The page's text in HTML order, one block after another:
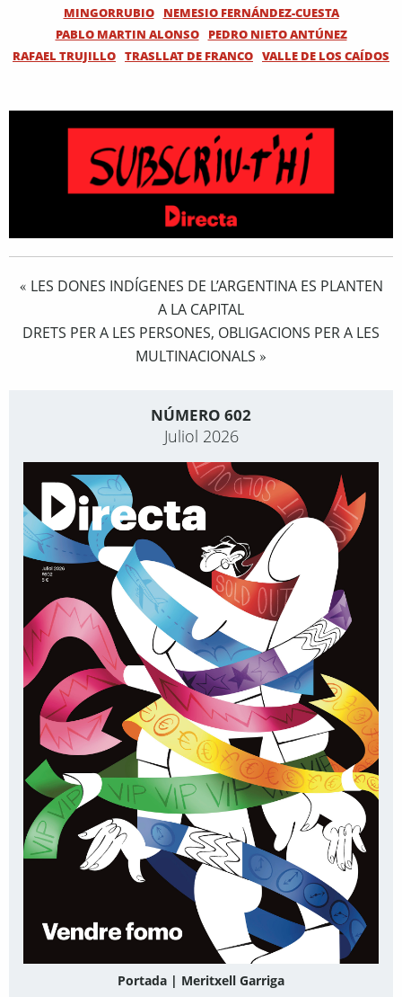
MINGORRUBIO
NEMESIO FERNÁNDEZ-CUESTA
PABLO MARTIN ALONSO
PEDRO NIETO ANTÚNEZ
RAFAEL TRUJILLO TRASLLAT DE FRANCO VALLE DE LOS CAÍDOS
« LES DONES INDÍGENES DE L’ARGENTINA ES PLANTEN
A LA CAPITAL
DRETS PER A LES PERSONES, OBLIGACIONS PER A LES
MULTINACIONALS »
NÚMERO 602
Juliol 2026
Portada | Meritxell Garriga